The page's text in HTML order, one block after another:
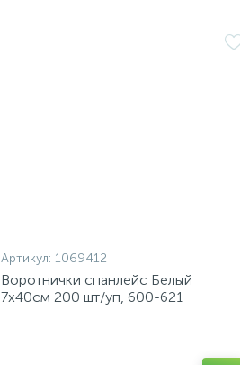
Артикул: 1069412
Воротнички спанлейс Белый
7x40см 200 шт/уп, 600-621